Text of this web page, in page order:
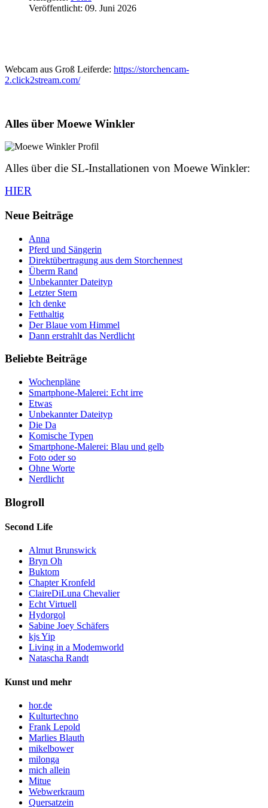
Veröffentlicht: 09. Juni 2026
Webcam aus Groß Leiferde: https://storchencam-
2.click2stream.com/
Alles über Moewe Winkler
Alles über die SL-Installationen von Moewe Winkler:
HIER
Neue Beiträge
Anna
Pferd und Sängerin
Direktübertragung aus dem Storchennest
Überm Rand
Unbekannter Dateityp
Letzter Stern
Ich denke
Fetthaltig
Der Blaue vom Himmel
Dann erstrahlt das Nerdlicht
Beliebte Beiträge
Wochenpläne
Smartphone-Malerei: Echt irre
Etwas
Unbekannter Dateityp
Die Da
Komische Typen
Smartphone-Malerei: Blau und gelb
Foto oder so
Ohne Worte
Nerdlicht
Blogroll
Second Life
Almut Brunswick
Bryn Oh
Buktom
Chapter Kronfeld
ClaireDiLuna Chevalier
Echt Virtuell
Hydorgol
Sabine Joey Schäfers
kjs Yip
Living in a Modemworld
Natascha Randt
Kunst und mehr
hor.de
Kulturtechno
Frank Lepold
Marlies Blauth
mikelbower
milonga
mich allein
Mitue
Webwerkraum
Quersatzein